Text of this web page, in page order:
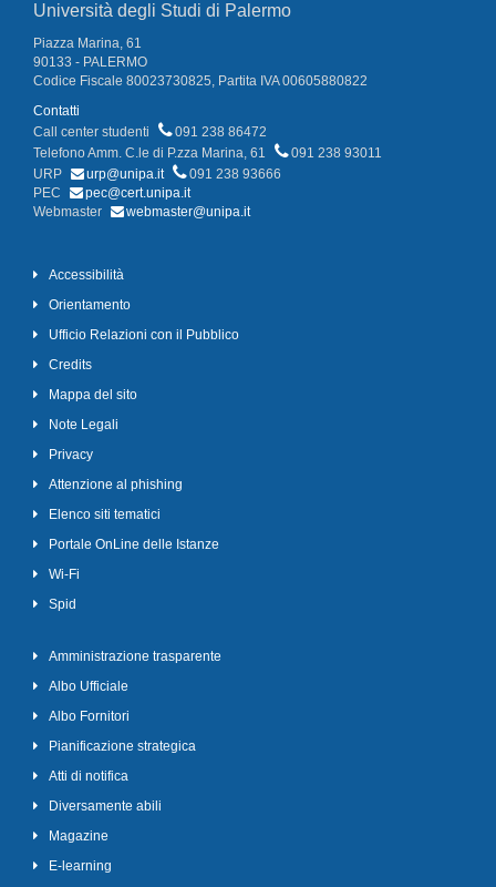
Università degli Studi di Palermo
Piazza Marina, 61
90133 - PALERMO
Codice Fiscale 80023730825, Partita IVA 00605880822
Contatti
Call center studenti
091 238 86472
Telefono Amm. C.le di P.zza Marina, 61
091 238 93011
URP
urp@unipa.it
091 238 93666
PEC
pec@cert.unipa.it
Webmaster
webmaster@unipa.it
Accessibilità
Orientamento
Ufficio Relazioni con il Pubblico
Credits
Mappa del sito
Note Legali
Privacy
Attenzione al phishing
Elenco siti tematici
Portale OnLine delle Istanze
Wi-Fi
Spid
Amministrazione trasparente
Albo Ufficiale
Albo Fornitori
Pianificazione strategica
Atti di notifica
Diversamente abili
Magazine
E-learning